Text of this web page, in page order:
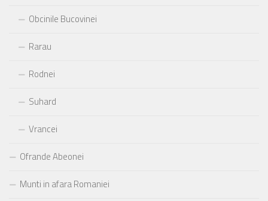
Obcinile Bucovinei
Rarau
Rodnei
Suhard
Vrancei
Ofrande Abeonei
Munti in afara Romaniei